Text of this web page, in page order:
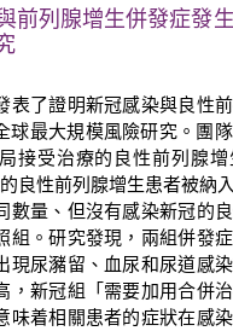
前列腺增生併發症發
表了證明新冠感染與良性
球最大規模風險研究。團
接受治療的良性前列腺增
良性前列腺增生患者被納
數量、但沒有感染新冠的
組。研究發現，兩組併發
現尿瀦留、血尿和尿道感
，新冠組「需要加用合併
味着相關患者的症狀在感